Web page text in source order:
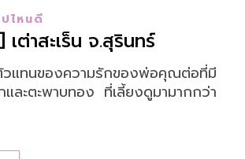
ปไหนดี
เต่าสะเร็น จ.สุรินทร์
แทนของความรักของพ่อคุณต่อที่มี
และตะพาบทอง ที่เลี้ยงดูมามากกว่า